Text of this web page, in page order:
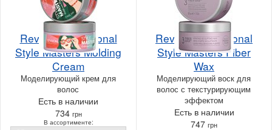
Revlon Professional
Style Masters Molding
Cream
Моделирующий крем для
волос
Есть в наличии
734 грн
В ассортименте:
Revlon Professional
Style Masters Fiber
Wax
Моделирующий воск для
волос с текстурирующим
эффектом
Есть в наличии
747 грн